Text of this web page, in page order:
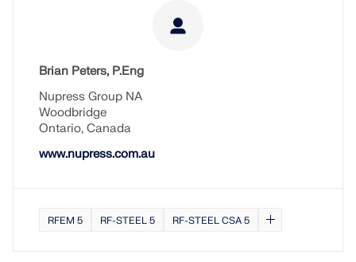
Brian Peters, P.Eng
Nupress Group NA
Woodbridge
Ontario, Canada
www.nupress.com.au
RFEM 5 RF-STEEL 5 RF-STEEL CSA 5